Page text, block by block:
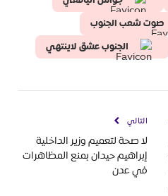
صوت شعب الجنوب
الجنوب عشق لاينتهي
التالي
لا صحة لتعميم وزير الداخلية
إبراهيم حيدان بمنع المظاهرات
في عدن